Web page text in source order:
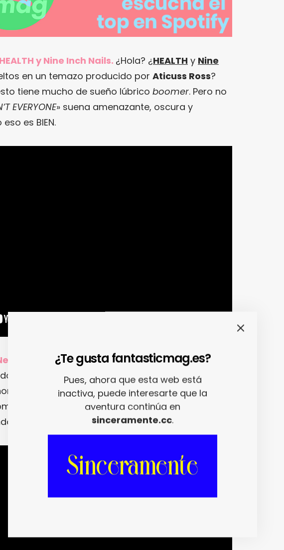
HEALTH y Nine Inch Nails. ¿Hola? ¿HEALTH y Nine
en un temazo producido por Aticuss Ross?
tiene mucho de sueño lúbrico boomer. Pero no
EVERYONE» suena amenazante, oscura y
es BIEN.
George.Mucho ojito conNew George… Porque,
eso que en temporadas pasadas llamamos
ha llegado para petar esa escena a base
este «
No Lo Consigo» que es un pildorazo que
por la concreción.
¿Te gusta fantasticmag.es?
Pues, ahora que esta web está
inactiva, puede interesarte que la
aventura continúa en
sinceramente.cc.